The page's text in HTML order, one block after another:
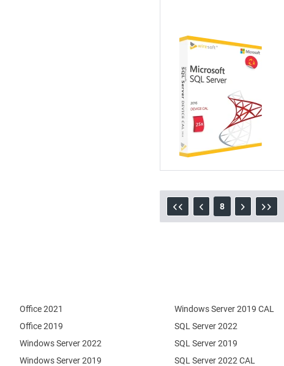
8
Office 2021
Office 2019
Windows Server 2022
Windows Server 2019
SQL Server 2022
SQL Server 2019
Windows Server 2019 CAL
SQL Server 2022 CAL